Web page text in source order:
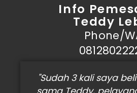
Info
Teddy
Phone/
"Sudah 3 kali saya